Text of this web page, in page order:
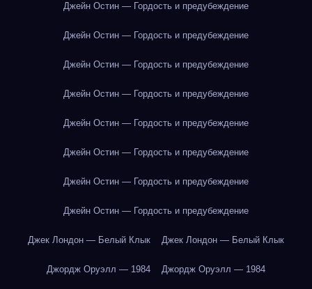
Джейн Остин — Гордость и предубеждение
Джейн Остин — Гордость и предубеждение
Джейн Остин — Гордость и предубеждение
Джейн Остин — Гордость и предубеждение
Джейн Остин — Гордость и предубеждение
Джейн Остин — Гордость и предубеждение
Джейн Остин — Гордость и предубеждение
Джейн Остин — Гордость и предубеждение
Джек Лондон — Белый Клык Джек Лондон — Белый Клык
Джордж Оруэлл — 1984 Джордж Оруэлл — 1984